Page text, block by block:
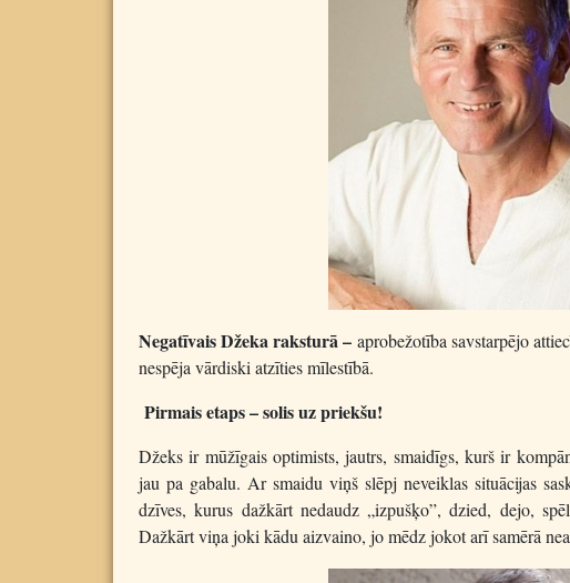
Negatīvais Džeka raksturā – aprobežotība savstarpējo
nespēja vārdiski atzīties mīlestībā.
Pirmais etaps – solis uz priekšu!
Džeks ir mūžīgais optimists, jautrs, smaidīgs, kurš ir
jau pa gabalu. Ar smaidu viņš slēpj neveiklas situācijas
dzīves, kurus dažkārt nedaudz „izpušķo”, dzied, dejo,
Dažkārt viņa joki kādu aizvaino, jo mēdz jokot arī samērā